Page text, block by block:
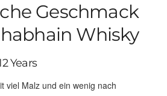
Geschmack
Whisky
Years
viel Malz und ein wenig nach